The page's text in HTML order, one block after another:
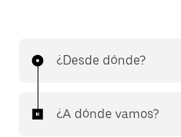
¿Desde dónde?
¿A dónde vamos?